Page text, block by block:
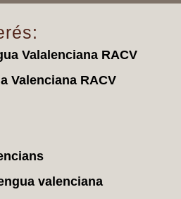
Valalenciana RACV
Valenciana RACV
valenciana